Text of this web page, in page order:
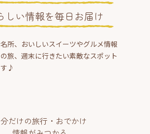
しい情報を毎日お届け
所、おいしいスイーツやグルメ情報
旅、週末に行きたい素敵なスポット
♪
だけの旅行・おでかけ